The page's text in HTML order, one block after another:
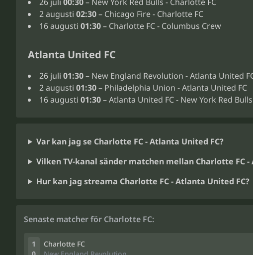
2 augusti 02:30– Chicago Fire - Charlotte FC
16 augusti 01:30– Charlotte FC - Columbus Crew
Atlanta United FC
26 juli 01:30– New England Revolution - Atlanta United
2 augusti 01:30– Philadelphia Union - Atlanta United FC
16 augusti 01:30– Atlanta United FC - New York Red Bulls
Var kan jag se Charlotte FC - Atlanta United FC?
Vilken TV-kanal sänder matchen mellan Charlotte FC -
Hur kan jag streama Charlotte FC - Atlanta United FC?
Senaste matcher för Charlotte FC:
1
Charlotte FC